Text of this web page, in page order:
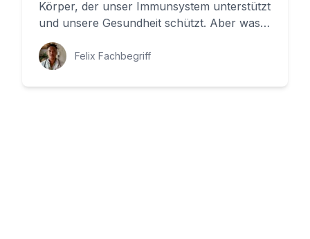
Körper, der unser Immunsystem unterstützt
und unsere Gesundheit schützt. Aber was
bedeutet perisplenisch...
Felix Fachbegriff